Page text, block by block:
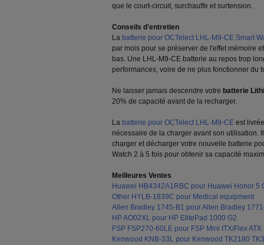
que le court-circuit, surchauffe et surtension.
Conseils d'entretien
La batterie pour OCTelect LHL-M9-CE Smart
par mois pour se préserver de l'effet mémoire
bas. Une LHL-M9-CE batterie au repos trop
performances, voire de ne plus fonctionner du
Ne laisser jamais descendre votre batterie
20% de capacité avant de la recharger.
La batterie pour OCTelect LHL-M9-CE est
nécessaire de la charger avant son utilisation.
charger et décharger votre nouvelle batterie
Watch 2 à 5 fois pour obtenir sa capacité
Meilleures Ventes
Huawei HB4342A1RBC pour Huawei Honor 5
Other HYLB-1839C pour Medical equipment
Allen Bradley 1745-B1 pour Allen Bradley
HP AO02XL pour HP ElitePad 1000 G2
FSP FSP270-60LE pour FSP Mini ITX/Flex
Kenwood KNB-33L pour Kenwood TK2180